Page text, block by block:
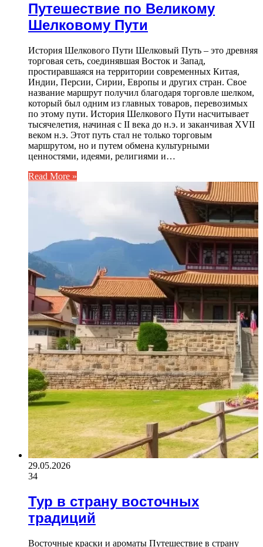
Путешествие по Великому
Шелковому Пути
История Шелкового Пути Шелковый Путь – это древняя
торговая сеть, соединявшая Восток и Запад,
простиравшаяся на территории современных Китая,
Индии, Персии, Сирии, Европы и других стран. Свое
название маршрут получил благодаря торговле шелком,
который был одним из главных товаров, перевозимых
по этому пути. История Шелкового Пути насчитывает
тысячелетия, начиная с II века до н.э. и заканчивая XVII
веком н.э. Этот путь стал не только торговым
маршрутом, но и путем обмена культурными
ценностями, идеями, религиями и…
Read More »
29.05.2026
34
Тур в страну восточных
традиций
Восточные краски и ароматы Путешествие в страну